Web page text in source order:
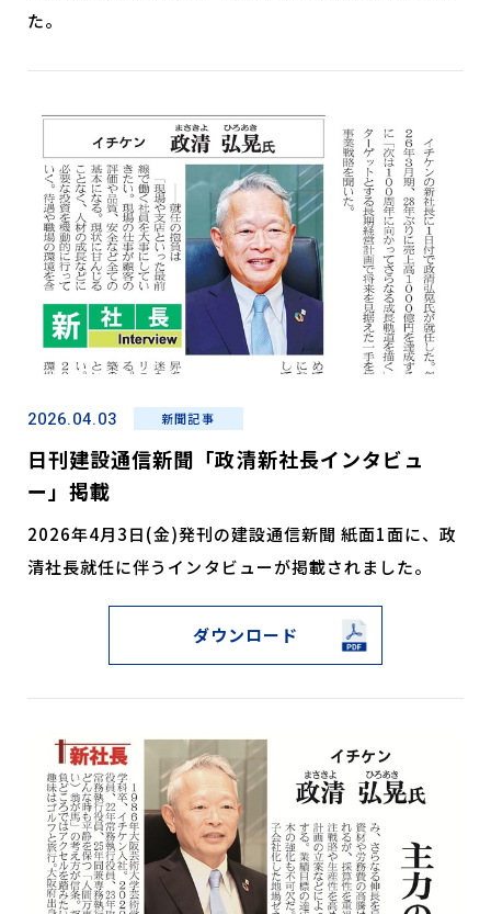
た。
2026.04.03 新聞記事
日刊建設通信新聞「政清新社長インタビュ
ー」掲載
2026年4月3日(金)発刊の建設通信新聞 紙面1面に、政
清社長就任に伴うインタビューが掲載されました。
ダウンロード